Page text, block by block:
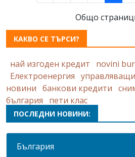
Общо
КАКВО СЕ ТЪРСИ?
най изгоден кредит novini
Електроенергия управляващи
новини банкови кредити
българия
пети клас
ПОСЛЕДНИ НОВИНИ:
България